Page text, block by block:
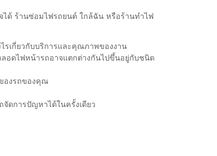
ด้ ร้านซ่อมไฟรถยนต์ ใกล้ฉัน หรือร้านทําไฟ
รเกี่ยวกับบริการและคุณภาพของงาน
ลอดไฟหน้ารถอาจแตกต่างกันไปขึ้นอยู่กับชนิด
องรถของคุณ
ดการปัญหาได้ในครั้งเดียว